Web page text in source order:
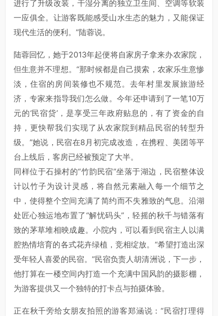
进行了升级改装，干湿分离的独立卫生间、空调等软装
一应俱全。让游客既能感受山水生态的魅力，又能保证
现代生活的便利。”陆蓉说。
陆蓉回忆，她于2013年起便将自家房子拿来办农家院，
但生意并不理想。“那时候都是自己摸索，农家乐生意惨
淡，住宿的房间装修也不规范。去年村里发展旅游经
济，专家来指导我们怎么做。今年还申请到了一笔10万
元的‘民宿贷’，是享受三年政府贴息的，有了资金的自
持，更快帮我们实现了从农家院到精品民宿的转型升
级。”她说，民宿在8月初完成改造，在携程、美团等平
台上线后，客房已经被预定了大半。
同样位于石操村的“竹韵民宿”坐落于湖边，民宿整体设
计以竹子为设计灵感，将自然元素融入每一个细节之
中，使得整个空间充满了简约而不失雅致的气息。沿湖
处匠心独运地布置了“解忧码头”，轻摇的秋千与错落有
致的茅草堆相映成趣。小院内，可以看到民宿主人以满
腔热情培育的各式花卉绿植，竞相绽放。“希望打造出深
受年轻人喜爱的民宿。”民宿负责人胡清洲说，下一步，
他打算在一楼空间内打造一个充满中国风韵的摄影棚，
为游客提供又一个独特的打卡点与拍摄体验。
正在秋千旁给女朋友拍照的游客郑涵说：“民宿打理得